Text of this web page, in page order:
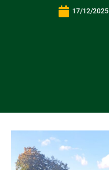
17/12/2025